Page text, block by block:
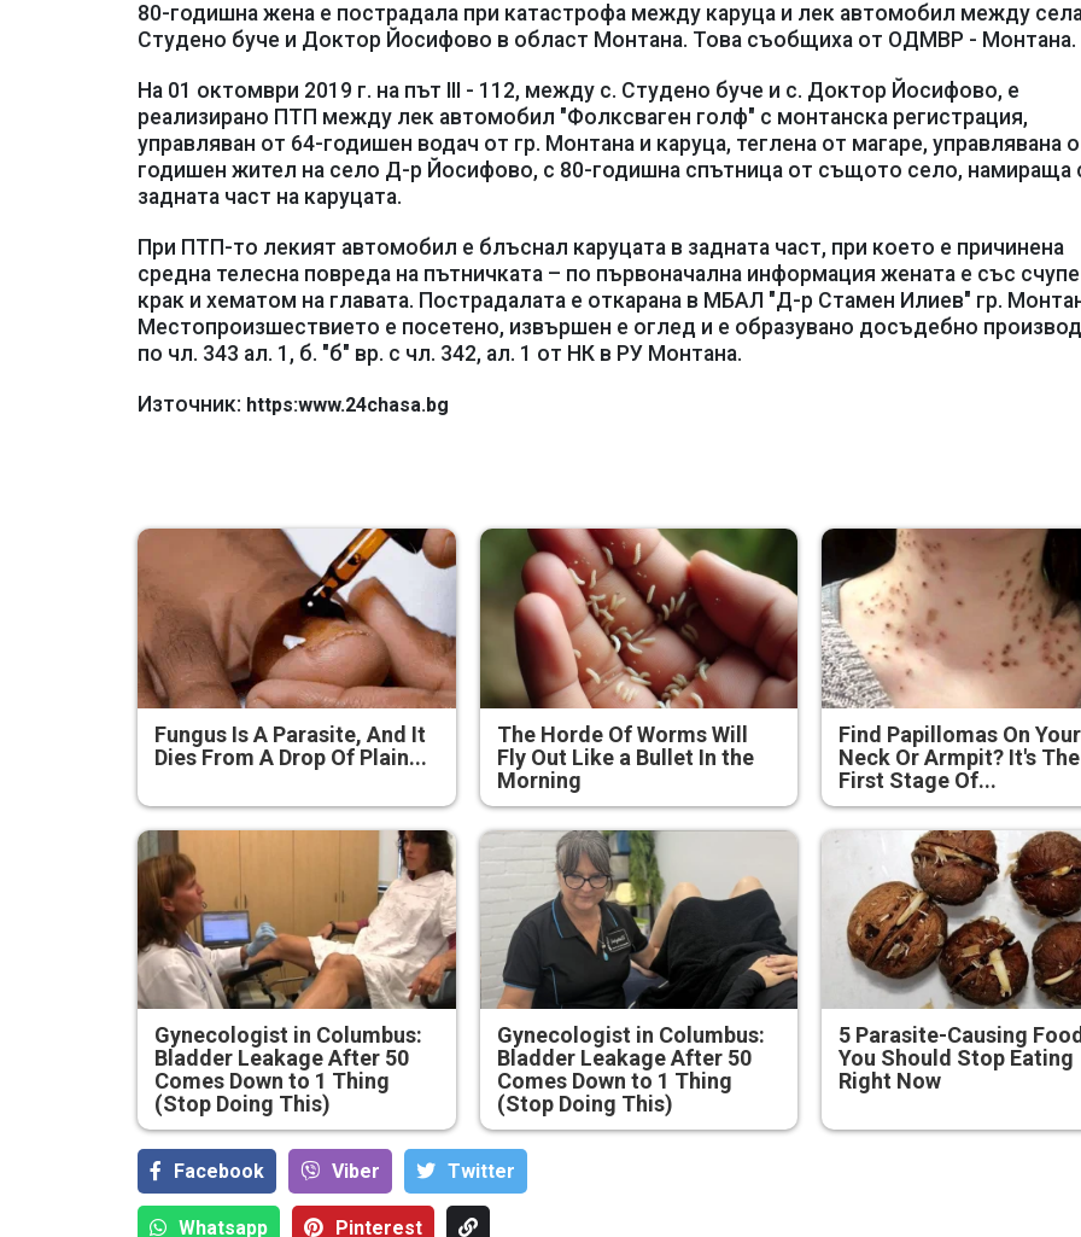
80-годишна жена е пострадала при катастрофа между каруца и лек автомобил между
Студено буче и Доктор Йосифово в област Монтана. Това съобщиха от ОДМВР - Монтана.
На 01 октомври 2019 г. на път III - 112, между с. Студено буче и с. Доктор Йосифово, е
реализирано ПТП между лек автомобил "Фолксваген голф" с монтанска регистрация,
управляван от 64-годишен водач от гр. Монтана и каруца, теглена от магаре, управлявана
годишен жител на село Д-р Йосифово, с 80-годишна спътница от същото село, намираща
задната част на каруцата.
При ПТП-то лекият автомобил е блъснал каруцата в задната част, при което е причинена
средна телесна повреда на пътничката – по първоначална информация жената е със
крак и хематом на главата. Пострадалата е откарана в МБАЛ "Д-р Стамен Илиев" гр.
Местопроизшествието е посетено, извършен е оглед и е образувано досъдебно
по чл. 343 ал. 1, б. "б" вр. с чл. 342, ал. 1 от НК в РУ Монтана.
Източник: https:www.24chasa.bg
Fungus Is A Parasite, And It
Dies From A Drop Of Plain...
The Horde Of Worms Will
Fly Out Like a Bullet In the
Morning
Find Papillomas On Your
Neck Or Armpit? It's The
First Stage Of...
Gynecologist in Columbus:
Bladder Leakage After 50
Comes Down to 1 Thing
(Stop Doing This)
Gynecologist in Columbus:
Bladder Leakage After 50
Comes Down to 1 Thing
(Stop Doing This)
5 Parasite-Causing
You Should Stop Eating
Right Now
Facebook Viber Тwitter
Whatsapp Pinterest